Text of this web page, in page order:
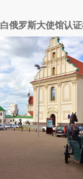
白俄罗斯大使馆认